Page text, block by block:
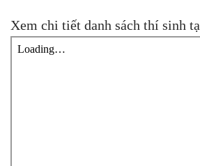
Xem chi tiết danh sách thí sinh